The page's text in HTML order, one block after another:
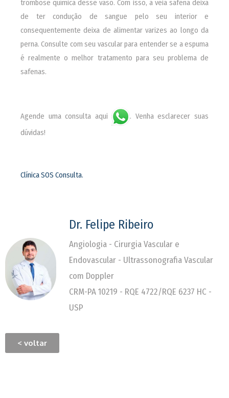
trombose química desse vaso. Com isso, a veia safena deixa
de ter condução de sangue pelo seu interior e
consequentemente deixa de alimentar varizes ao longo da
perna. Consulte com seu vascular para entender se a espuma
é realmente o melhor tratamento para seu problema de
safenas.
Agende uma consulta aqui
. Venha esclarecer suas
dúvidas!
Clínica SOS Consulta.
Dr. Felipe Ribeiro
Angiologia - Cirurgia Vascular e
Endovascular - Ultrassonografia Vascular
com Doppler
CRM-PA 10219 - RQE 4722/RQE 6237 HC -
USP
< voltar